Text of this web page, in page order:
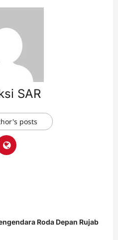
SAR
posts
Roda Depan Rujab